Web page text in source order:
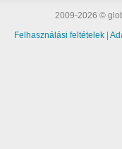
2009-2026 ©
Felhasználási feltételek